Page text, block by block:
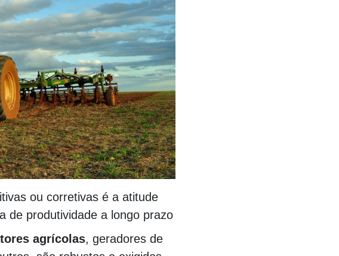
ou corretivas é a atitude
de produtividade a longo prazo
agrícolas, geradores de